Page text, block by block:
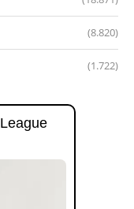
(8.820)
(1.722)